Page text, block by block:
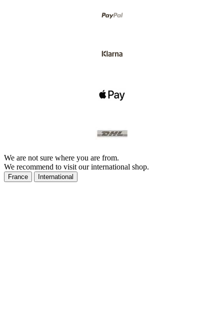
We are not sure where you are from.
We recommend to visit our international shop.
France International